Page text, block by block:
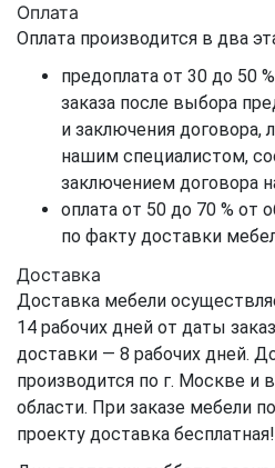
Оплата
Оплата производится в два
предоплата от 30 до 50
заказа после выбора
и заключения договора,
нашим специалистом,
заключением договора
оплата от 50 до 70 % от
по факту доставки
Доставка
Доставка мебели
14 рабочих дней от даты
доставки — 8 рабочих дней.
производится по г. Москве и
области. При заказе мебели
проекту доставка бесплатная!